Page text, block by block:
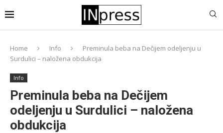
Home Info
Preminula beba na Dečijem odeljenju u
Surdulici – naložena obdukcija
Info
Preminula beba na Dečijem
odeljenju u Surdulici – naložena
obdukcija